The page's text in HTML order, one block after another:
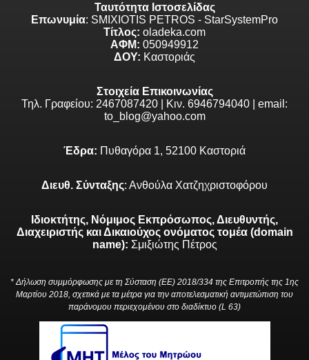
Ταυτότητα Ιστοσελίδας
Επωνυμία: SMIXIOTIS PETROS - StarSystemPro
Τίτλος: oladeka.com
ΑΦΜ: 050949912
ΔΟΥ: Καστοριάς
Στοιχεία Επικοινωνίας
Τηλ. Γραφείου: 2467087420 | Κιν. 6946794040 | email:
to_blog@yahoo.com
Έδρα: Πυθαγόρα 1, 52100 Καστοριά
Διευθ. Σύνταξης: Ανθούλα Χατζηχριστοφόρου
Ιδιοκτήτης, Νόμιμος Εκπρόσωπος, Διευθυντής,
Διαχειριστής και Δικαιούχος ονόματος τομέα (domain
name): Σμιξιώτης Πέτρος
* Δήλωση συμμόρφωσης με τη Σύσταση (ΕΕ) 2018/334 της Επιτροπής της 1ης
Μαρτίου 2018, σχετικά με τα μέτρα για την αποτελεσματική αντιμετώπιση του
παράνομου περιεχομένου στο διαδίκτυο (L 63)